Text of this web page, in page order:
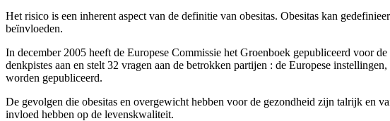
Het risico is een inherent aspect van de definitie van obesitas. Obesitas kan
beïnvloeden.
In december 2005 heeft de Europese Commissie het Groenboek gepubliceerd voor
denkpistes aan en stelt 32 vragen aan de betrokken partijen : de Europese
worden gepubliceerd.
De gevolgen die obesitas en overgewicht hebben voor de gezondheid zijn talrijk en
invloed hebben op de levenskwaliteit.